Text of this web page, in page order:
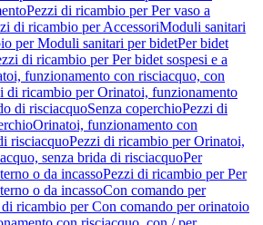
Pezzi di ricambio per Per vaso a
di ricambio per AccessoriModuli sanitari
per Moduli sanitari per bidetPer bidet
di ricambio per Per bidet sospesi e a
funzionamento con risciacquo, con
di ricambio per Orinatoi, funzionamento
di risciacquoSenza coperchioPezzi di
Orinatoi, funzionamento con
risciacquoPezzi di ricambio per Orinatoi,
senza brida di risciacquoPer
o da incassoPezzi di ricambio per Per
o da incassoCon comando per
ricambio per Con comando per orinatoio